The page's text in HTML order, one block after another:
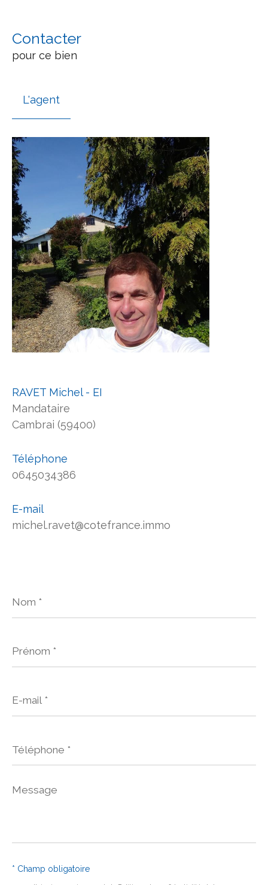
Contacter
pour ce bien
L'agent
RAVET Michel - EI
Mandataire
Cambrai (59400)
Téléphone
0645034386
E-mail
michel.ravet@cotefrance.immo
*
*
mail
*
Message
* Champ obligatoire